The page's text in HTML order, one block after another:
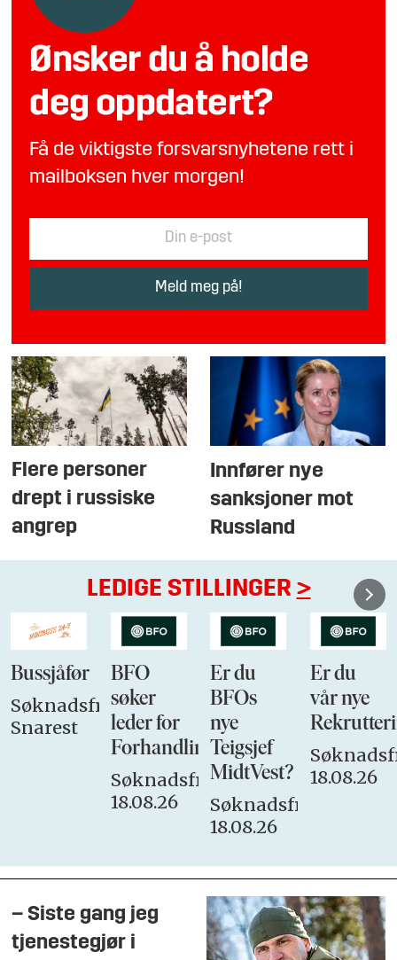
Ønsker du å holde
deg oppdatert?
Få de viktigste forsvarsnyhetene rett i
mailboksen hver morgen!
Flere personer
drept i russiske
angrep
Innfører nye
sanksjoner mot
Russland
LEDIGE STILLINGER >
Bussjåfør
Søknadsfrist:
Snarest
BFO
søker
leder for
Forhandlingsutvalget
Søknadsfrist:
18.08.26
Er du
BFOs
nye
Teigsjef
MidtVest?
Søknadsfrist:
18.08.26
Er du
vår nye
18.08.26
– Siste gang jeg
tjenestegjør i